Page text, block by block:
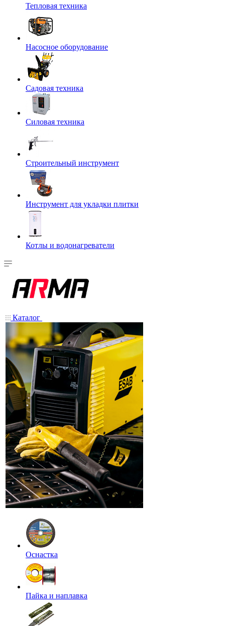
Тепловая техника
Насосное оборудование
Садовая техника
Силовая техника
Строительный инструмент
Инструмент для укладки плитки
Котлы и водонагреватели
Каталог
Оснастка
Пайка и наплавка